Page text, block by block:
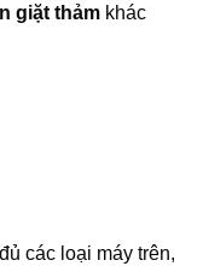
giặt thảm khác
các loại máy trên,